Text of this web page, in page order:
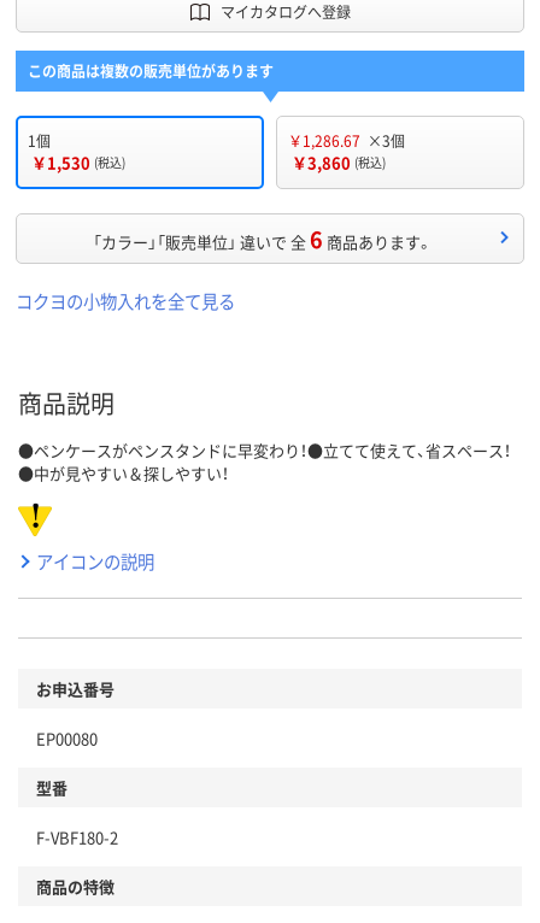
マイカタログへ登録
この商品は複数の販売単位があります
1個
￥1,530 (税込)
￥1,286.67 ×3個
￥3,860 (税込)
「カラー」「販売単位」 違いで 全6 商品あります。
コクヨの小物入れを全て見る
商品説明
●ペンケースがペンスタンドに早変わり！●立てて使えて、省スペース！
●中が見やすい＆探しやすい！
アイコンの説明
お申込番号
EP00080
型番
F-VBF180-2
商品の特徴